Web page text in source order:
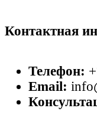
Контактная
Телефон:
Email: